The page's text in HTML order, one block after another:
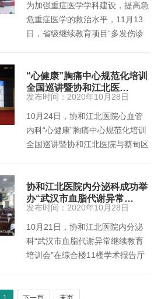
为加强重症医学学科建设，提高急
危重症医学的救治水平，11月13
日，省级继续教育项目“多发伤诊
“心健康”胸痛中心规范化培训
全国巡讲暨协和江北医…
发布时间：2020年10月28日
10月24日，协和江北医院心血管
内科“心健康”胸痛中心规范化培训
全国巡讲暨协和江北医院与蔡甸区
协和江北医院内分泌科成功举
办“武汉市血脂代谢异常…
发布时间：2020年10月28日
10月21日，协和江北医院内分泌
科“武汉市血脂代谢异常继续教育
培训会”在综合楼11楼学术报告厅